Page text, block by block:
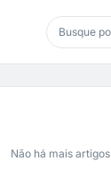
Não há mais artigos